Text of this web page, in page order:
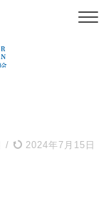
/ 2024年7月15日